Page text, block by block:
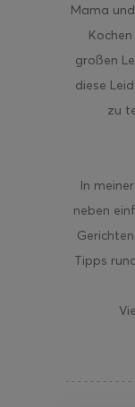
Mama
großen
diese
zu
In
neben
Tipps